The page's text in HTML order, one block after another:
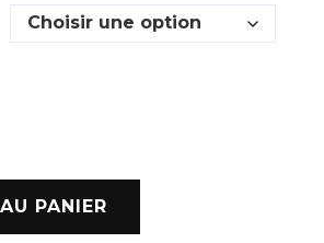
PANIER